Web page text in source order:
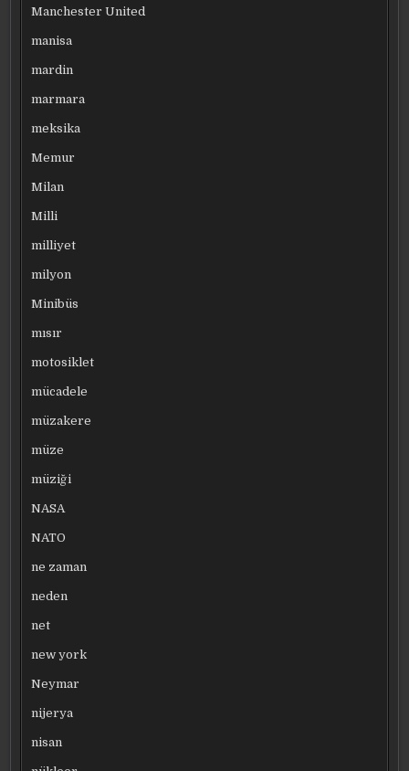
Manchester United
manisa
mardin
marmara
meksika
Memur
Milan
Milli
milliyet
milyon
Minibüs
mısır
motosiklet
mücadele
müzakere
müze
müziği
NASA
NATO
ne zaman
neden
net
new york
Neymar
nijerya
nisan